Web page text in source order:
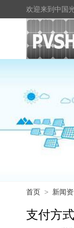
欢迎来到中国
首页 > 新闻
支付方